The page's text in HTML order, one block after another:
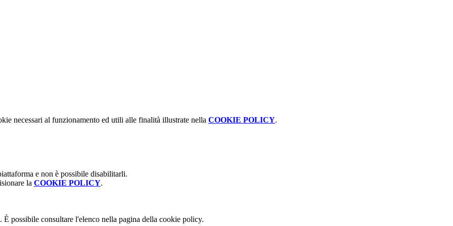
necessari al funzionamento ed utili alle finalità illustrate nella COOKIE POLICY.
e non è possibile disabilitarli.
la COOKIE POLICY.
possibile consultare l'elenco nella pagina della cookie policy.